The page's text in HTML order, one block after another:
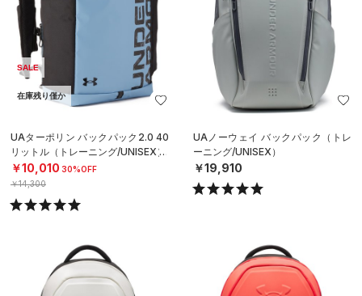
SALE
在庫残り僅か
UAターポリン バックパック2.0 40
リットル（トレーニング/UNISEX）
￥10,010 30%OFF
￥14,300
UAノーウェイ バックパック（トレ
ーニング/UNISEX）
￥19,910